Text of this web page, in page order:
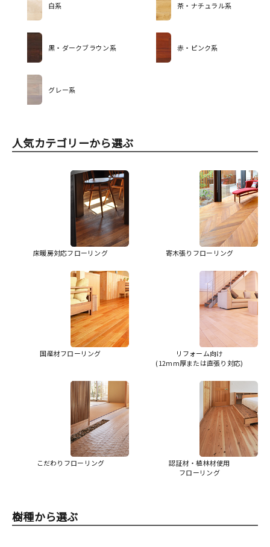
白系 茶・ナチュラル系
黒・ダークブラウン系 赤・ピンク系
グレー系
人気カテゴリーから選ぶ
床暖房対応フローリング 寄木張りフローリング
国産材フローリング
リフォーム向け
(12mm厚または直張り対応)
こだわりフローリング
認証材・植林材使用
フローリング
樹種から選ぶ